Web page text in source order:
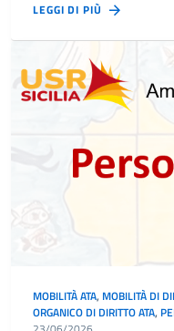
LEGGI DI PIÙ
MOBILITÀ ATA, MOBILITÀ DI
ORGANICO DI DIRITTO ATA,